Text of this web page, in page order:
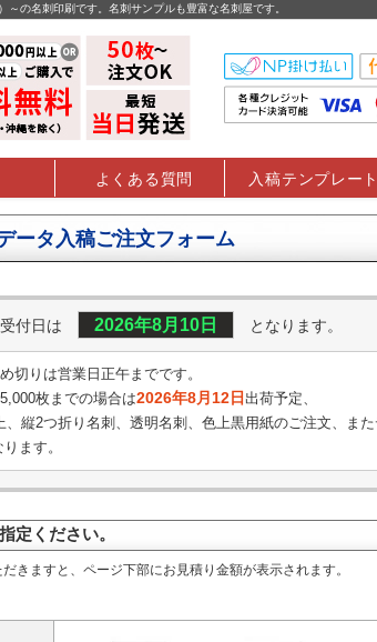
の名刺印刷です。名刺サンプルも豊富な名刺屋です。
よくある質問 入稿テンプレート
ータ入稿ご注文フォーム
受付日は 2026年8月10日 となります。
切りは営業日正午までです。
枚までの場合は2026年8月12日 出荷予定、
縦2つ折り名刺、透明名刺、 色上黒用紙のご注文、また
ます。
定ください。
きますと、ページ下部にお見積り金額が表示されます。